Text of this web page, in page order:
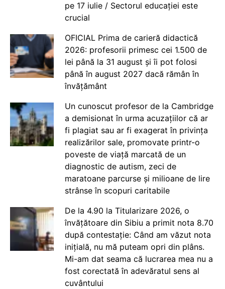
pe 17 iulie / Sectorul educației este
crucial
OFICIAL Prima de carieră didactică
2026: profesorii primesc cei 1.500 de
lei până la 31 august și îi pot folosi
până în august 2027 dacă rămân în
învățământ
Un cunoscut profesor de la Cambridge
a demisionat în urma acuzațiilor că ar
fi plagiat sau ar fi exagerat în privința
realizărilor sale, promovate printr-o
poveste de viață marcată de un
diagnostic de autism, zeci de
maratoane parcurse și milioane de lire
strânse în scopuri caritabile
De la 4.90 la Titularizare 2026, o
învățătoare din Sibiu a primit nota 8.70
după contestație: Când am văzut nota
inițială, nu mă puteam opri din plâns.
Mi-am dat seama că lucrarea mea nu a
fost corectată în adevăratul sens al
cuvântului